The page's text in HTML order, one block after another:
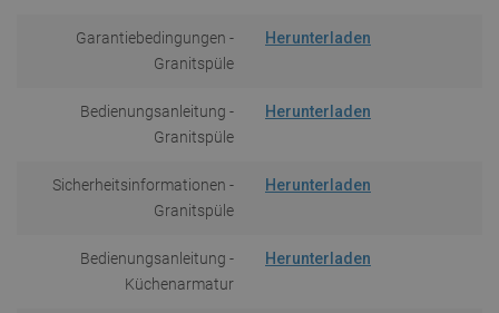
Garantiebedingungen -
Granitspüle
Herunterladen
Bedienungsanleitung -
Granitspüle
Herunterladen
Sicherheitsinformationen -
Granitspüle
Herunterladen
Bedienungsanleitung -
Küchenarmatur
Herunterladen